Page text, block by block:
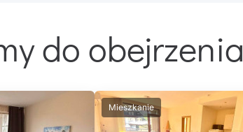
do obejrzenia
Mieszkanie